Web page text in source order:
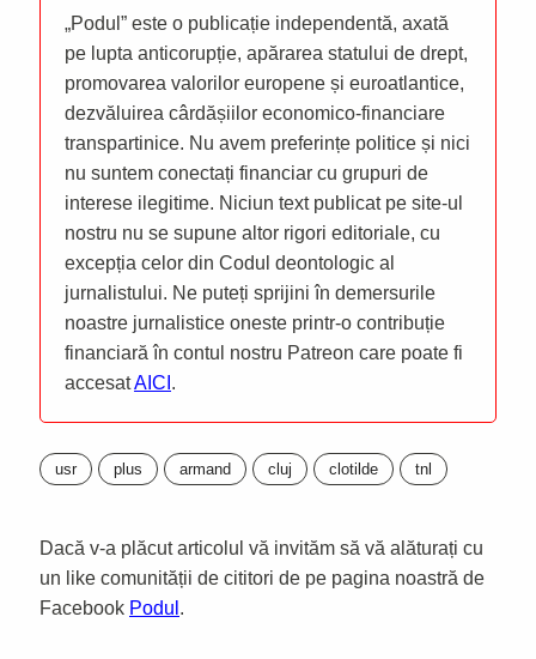
„Podul” este o publicație independentă, axată
pe lupta anticorupție, apărarea statului de drept,
promovarea valorilor europene și euroatlantice,
dezvăluirea cârdășiilor economico-financiare
transpartinice. Nu avem preferințe politice și nici
nu suntem conectați financiar cu grupuri de
interese ilegitime. Niciun text publicat pe site-ul
nostru nu se supune altor rigori editoriale, cu
excepția celor din Codul deontologic al
jurnalistului. Ne puteți sprijini în demersurile
noastre jurnalistice oneste printr-o contribuție
financiară în contul nostru Patreon care poate fi
accesatAICI .
usr plus armand cluj clotilde tnl
Dacă v-a plăcut articolul vă invităm să vă alăturați cu
un like comunității de cititori de pe pagina noastră de
Facebook Podul .